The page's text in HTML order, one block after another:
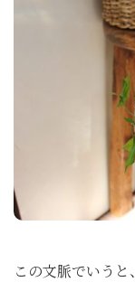
この文脈でいうと